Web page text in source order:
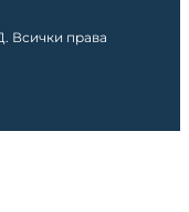
Всички права